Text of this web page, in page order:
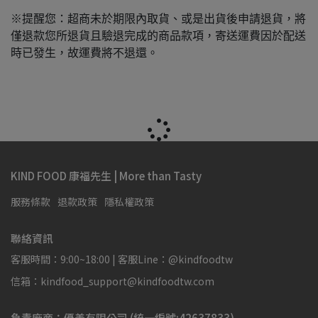
※提醒您：超商未於期限內取貨、或是出貨後申請退貨，將
僅退款您所退貨且驗退完成的商品款項，寄送運費因於配送
時已發生，故運費將不退還。
KIND FOOD 康福先生 | More than Tasty
服務條款 退款政策 隱私權政策
聯絡資訊
客服時間：9:00~18:00 | 客服Line：@kindfoodtw
信箱：kindfood_support@kindfoodtw.com